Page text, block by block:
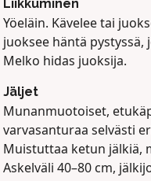
Liikkuminen
Yöeläin. Kävelee tai
juoksee häntä pystyssä,
Melko hidas juoksija.
Jäljet
Munanmuotoiset,
varvasanturaa selvästi
Muistuttaa ketun jälkiä,
Askelväli 40–80 cm,